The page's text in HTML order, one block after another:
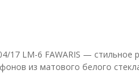
17 LM-6 FAWARIS — стильное
из матового белого